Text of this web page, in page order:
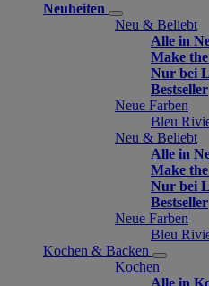
Neuheiten
Neu & Beliebt
Alle in
Make
Nur bei
Bestseller
Neue Farben
Bleu
Neu & Beliebt
Alle in
Make
Nur bei
Bestseller
Neue Farben
Bleu
Kochen & Backen
Kochen
Alle in